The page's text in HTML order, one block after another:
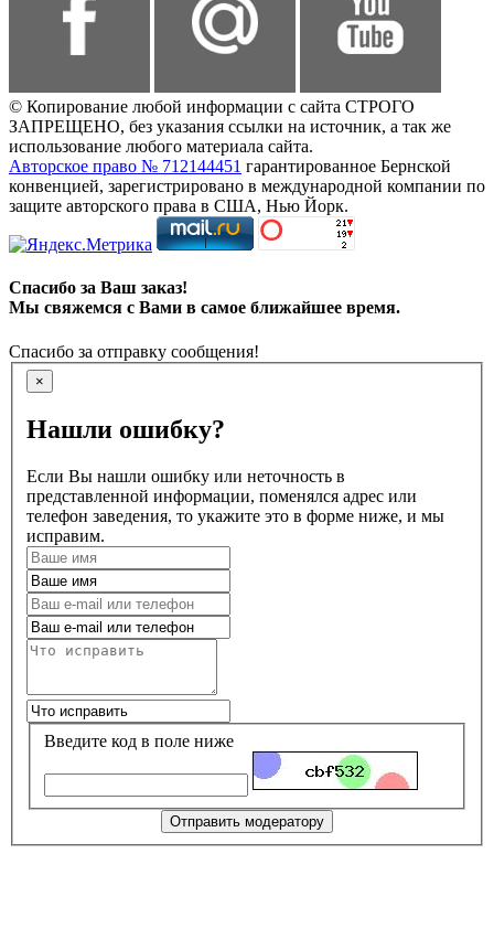
© Копирование любой информации с сайта СТРОГО
ЗАПРЕЩЕНО, без указания ссылки на источник, а так же
использование любого материала сайта.
Авторское право № 712144451 гарантированное Бернской
конвенцией, зарегистрировано в международной компании по
защите авторского права в США, Нью Йорк.
Спасибо за Ваш заказ!
Мы свяжемся с Вами в самое ближайшее время.
Спасибо за отправку сообщения!
×
Нашли ошибку?
Если Вы нашли ошибку или неточность в
представленной информации, поменялся адрес или
телефон заведения, то укажите это в форме ниже, и мы
исправим.
Введите код в поле ниже
Отправить модератору